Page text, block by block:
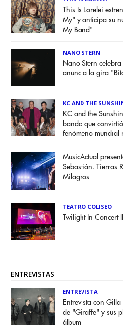
This Is Lorelei
My" y anticipa su
My Band"
NANO STERN
Nano Stern
anuncia la gira
KC AND THE
KC and the
banda que
fenómeno mundial
MusicActual
Sebastián. Tierras
Milagros
TEATRO COLISEO
Twilight In Concert
ENTREVISTAS
ENTREVISTA
Entrevista con
de "Giraffe" y sus
álbum